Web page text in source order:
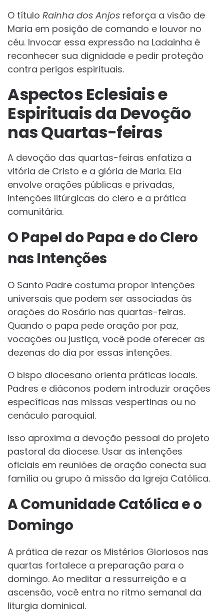
O título Rainha dos Anjos reforça a visão de
Maria em posição de comando e louvor no
céu. Invocar essa expressão na Ladainha é
reconhecer sua dignidade e pedir proteção
contra perigos espirituais.
Aspectos Eclesiais e
Espirituais da Devoção
nas Quartas-feiras
A devoção das quartas-feiras enfatiza a
vitória de Cristo e a glória de Maria. Ela
envolve orações públicas e privadas,
intenções litúrgicas do clero e a prática
comunitária.
O Papel do Papa e do Clero
nas Intenções
O Santo Padre costuma propor intenções
universais que podem ser associadas às
orações do Rosário nas quartas-feiras.
Quando o papa pede oração por paz,
vocações ou justiça, você pode oferecer as
dezenas do dia por essas intenções.
O bispo diocesano orienta práticas locais.
Padres e diáconos podem introduzir orações
específicas nas missas vespertinas ou no
cenáculo paroquial.
Isso aproxima a devoção pessoal do projeto
pastoral da diocese. Usar as intenções
oficiais em reuniões de oração conecta sua
família ou grupo à missão da Igreja Católica.
A Comunidade Católica e o
Domingo
A prática de rezar os Mistérios Gloriosos nas
quartas fortalece a preparação para o
domingo. Ao meditar a ressurreição e a
ascensão, você entra no ritmo semanal da
liturgia dominical.